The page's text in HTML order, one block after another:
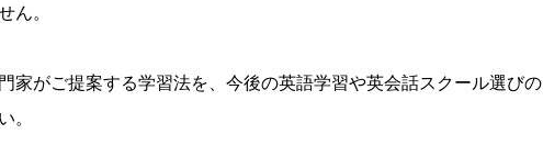
ん。
家がご提案する学習法を、今後の英語学習や英会話スクール選びの
。